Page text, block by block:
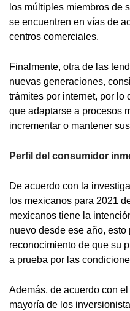
los múltiples miembros de
se encuentren en vías de
centros comerciales.
Finalmente, otra de las
nuevas generaciones,
trámites por internet, por lo
que adaptarse a procesos
incrementar o mantener
Perfil del consumidor
De acuerdo con la
los mexicanos para 2021
mexicanos tiene la
nuevo desde ese año, esto
reconocimiento de que su
a prueba por las
Además, de acuerdo con
mayoría de los